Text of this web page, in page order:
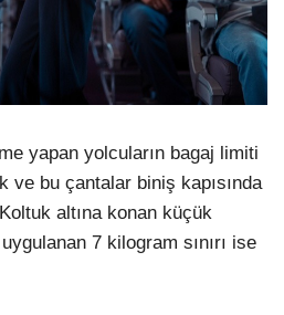
yapan yolcuların bagaj limiti
ve bu çantalar biniş kapısında
altına konan küçük
7 kilogram sınırı ise